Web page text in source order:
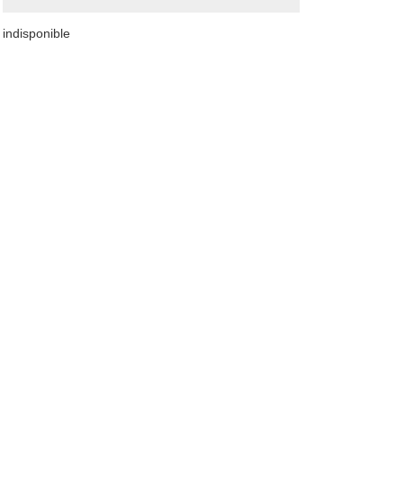
indisponible